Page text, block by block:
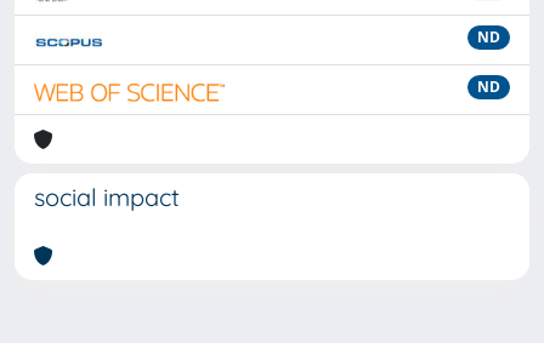
ND
ND
social impact